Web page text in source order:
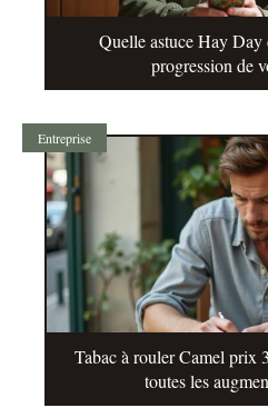
Quelle astuce Hay Day
progression de
Entreprise
Tabac à rouler Camel prix
toutes les